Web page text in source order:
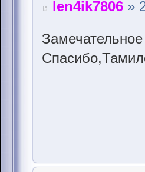
len4ik7806 »